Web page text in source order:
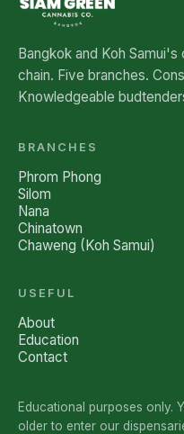
Bangkok and Koh
chain. Five branches.
Knowledgeable
BRANCHES
Phrom Phong
Silom
Nana
Chinatown
Chaweng (Koh Samui)
USEFUL
About
Education
Contact
Educational purposes only.
older to enter our